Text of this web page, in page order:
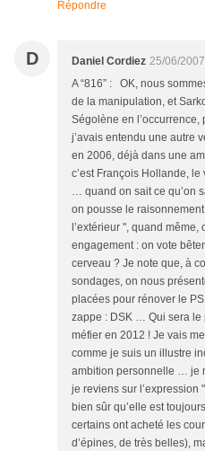
Répondre
D Daniel Cordiez 25/06/
A “816” : OK, nous
de la manipulation, et
Ségolène en l’occurrence,
j’avais entendu une autre
en 2006, déjà dans une
c’est François Hollande,
… quand on sait ce qu’on
on pousse le
l’extérieur ", quand même,
engagement : on vote
cerveau ? Je note que, à
sondages, on nous
placées pour rénover le
zappe : DSK … Qui sera le
méfier en 2012 ! Je vais
comme je suis un illustre
ambition personnelle … je
je reviens sur l’expression
bien sûr qu’elle est
certains ont acheté les
d’épines, de très belles),